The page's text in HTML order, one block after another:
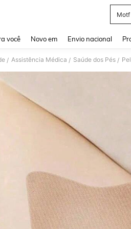
Motf
você Novo em Envio nacional
/ Assistência Médica / Saúde dos Pés /